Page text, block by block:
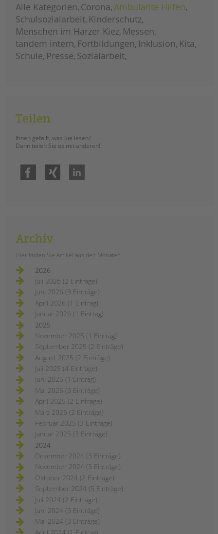
Coronavirus
weiterlesen information
der
tandem
btl
aktuellen
situation
Alle Kategorien Corona Ambulante Hilfen
Schulsozialarbeit Kinderschutz
Menschen im Harzer Kiez Messen
tandem intern Fortbildungen Inklusion Kita
Schule Presse Sozialarbeit
Teilen
Ihnen gefällt, was Sie lesen?
Dann teilen Sie es mit anderen!
Facebook Xing
Archiv
Hier finden Sie Artikel aus den Monaten
2026
Juli 2026 (2 Einträge)
Juni 2026 (3 Einträge)
April 2026 (1 Eintrag)
Januar 2026 (1 Eintrag)
2025
November 2025 (1 Eintrag)
September 2025 (2 Einträge)
August 2025 (2 Einträge)
Juli 2025 (4 Einträge)
Juni 2025 (1 Eintrag)
Mai 2025 (3 Einträge)
April 2025 (2 Einträge)
März 2025 (2 Einträge)
Februar 2025 (3 Einträge)
Januar 2025 (3 Einträge)
2024
Dezember 2024 (3 Einträge)
November 2024 (3 Einträge)
Oktober 2024 (2 Einträge)
September 2024 (5 Einträge)
Juli 2024 (2 Einträge)
Juni 2024 (3 Einträge)
Mai 2024 (3 Einträge)
April 2024 (1 Eintrag)